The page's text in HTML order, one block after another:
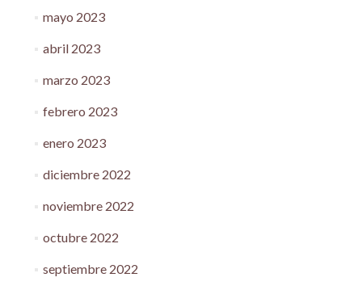
mayo 2023
abril 2023
marzo 2023
febrero 2023
enero 2023
diciembre 2022
noviembre 2022
octubre 2022
septiembre 2022